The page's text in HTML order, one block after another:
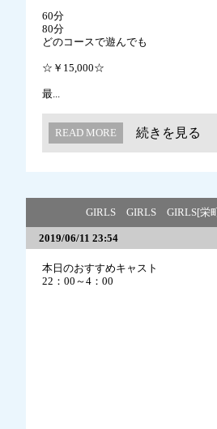
60分
80分
どのコースで遊んでも
☆￥15,000☆
最...
READ MORE 続きを見る
GIRLS GIRLS GIRLS[栄
2019/06/11 23:54
本日のおすすめキャスト
​22：00～4：00